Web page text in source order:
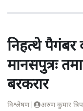
निहत्थे
मानसपुत्रः
बरकरार
विश्लेषण| अरुण कुमार